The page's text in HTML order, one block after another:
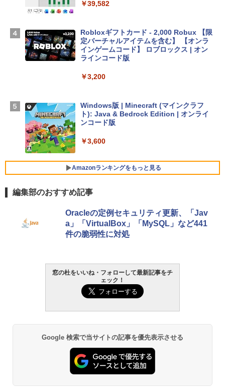
スプレイ、16GBユニファイドメモリ、1
D - ミッドナイト
￥278,800
【Amazon.co.jp限定】 HP ノートパソコ
￥129,800
FMV ノートパソコン WE1-K3 (MS 365 P
VWK3E15W_AZ
￥39,582
Robloxギフトカード - 2,000 Robux 【限
定バーチャルアイテムを含む】 【オンラ
インゲームコード】 ロブロックス | オン
ラインコード版
￥3,200
Windows版 | Minecraft (マインクラフ
ト): Java & Bedrock Edition | オンライ
ンコード版
￥3,600
Amazonランキングをもっと見る
生成AIパスポート公式テキスト 第４版
￥1,766
AIイラスト表現辞典: 思い通りの絵を引き
出す プロンプトの言葉 AI画像生成シリー
ズ (はぴーイラストLabo)
ClaudeCode いちばんやさしい 教科書:
方 マニュアル AI副業にもコンテンツ作成
にもKindle出版にも！ 非エンジニアのた
めのAIコーディング入門シリーズ
Amazon Kindle Paperwhite (16GB) 7イ
ンチディスプレイ、色調調節ライト、12
週間持続バッテリー、広告なし、ブラッ
ク
Amazon Kindle - 目に優しい、かさばら
ない、大きな画面で読みやすい、6週間持
続バッテリー、6インチディスプレイ電子
￥16,980
Kindle Paperwhite シグニチャーエディ
ション (32GB) 7インチディスプレイ、明
編集部のおすすめ記事
Oracleの定例セキュリティ更新、「Jav
a」「VirtualBox」「MySQL」など441
件の脆弱性に対処
窓の杜をいいね・フォローして最新記事をチ
ェック！
Google 検索で当サイトの記事を優先表示させる